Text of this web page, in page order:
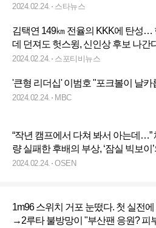
2군에 9-1 대승... 25일 소뱅 1군과 격돌
2024.02.24. 스타뉴스
김택연 149㎞ 전율의 KKK에 탄성…
데 던져도 헛스윙, 신인상 후보 나간
2024.02.24. 스포티비뉴스
'큰형 리더십' 이범호 "포크볼이 날카
2024.02.24. MBC
“작년 캠프에서 다쳐 봐서 아는데…”
량 실패한 후배의 부상, ‘잠실 빅보이
심정 [오!쎈 이천]
2024.02.24. OSEN
1m96 스위치 거포 눈떴다. 첫 실전에
→2루타 불방망이 "부산팬 응원? 피